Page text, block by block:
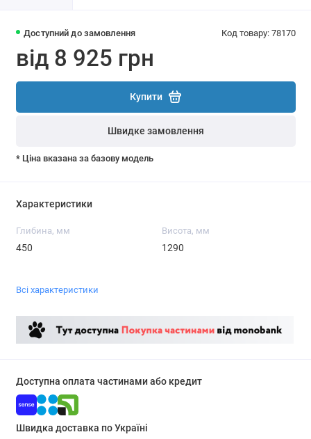
Доступний до замовлення Код товару: 78170
від 8 925 грн
Купити
Швидке замовлення
* Ціна вказана за базову модель
Характеристики
Глибина, мм
450
Висота, мм
1290
Всі характеристики
Доступна оплата частинами або кредит
Швидка доставка по Україні